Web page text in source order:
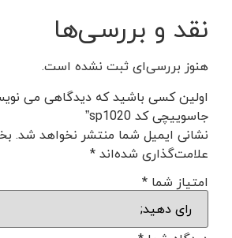
نقد و بررسی‌ها
هنوز بررسی‌ای ثبت نشده است.
اولین کسی باشید که دیدگاهی می
جاسوییچی کد sp1020”
نشانی ایمیل شما منتشر نخواهد شد.
علامت‌گذاری شده‌اند*
امتیاز شما *